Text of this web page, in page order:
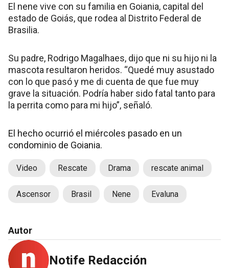
El nene vive con su familia en Goiania, capital del
estado de Goiás, que rodea al Distrito Federal de
Brasilia.
Su padre, Rodrigo Magalhaes, dijo que ni su hijo ni la
mascota resultaron heridos. “Quedé muy asustado
con lo que pasó y me di cuenta de que fue muy
grave la situación. Podría haber sido fatal tanto para
la perrita como para mi hijo”, señaló.
El hecho ocurrió el miércoles pasado en un
condominio de Goiania.
Video Rescate Drama rescate animal
Ascensor Brasil Nene Evaluna
Autor
Notife Redacción